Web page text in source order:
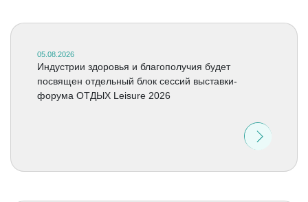
05.08.2026
Индустрии здоровья и благополучия будет
посвящен отдельный блок сессий выставки-
форума ОТДЫХ Leisure 2026